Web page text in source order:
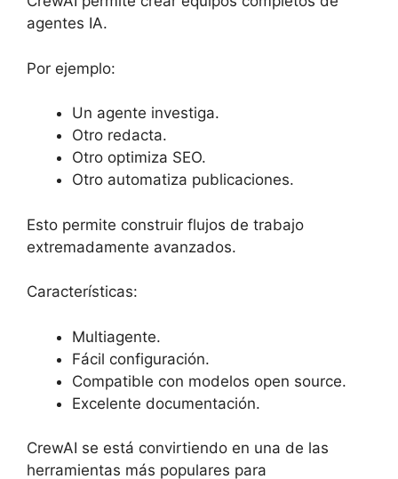
agentes IA.
Por ejemplo:
Un agente investiga.
Otro redacta.
Otro optimiza SEO.
Otro automatiza publicaciones.
Esto permite construir flujos de trabajo
extremadamente avanzados.
Características:
Multiagente.
Fácil configuración.
Compatible con modelos open source.
Excelente documentación.
CrewAI se está convirtiendo en una de las
herramientas más populares para